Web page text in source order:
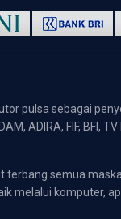
pulsa sebagai
ADIRA, FIF,
terbang semua
melalui komputer,